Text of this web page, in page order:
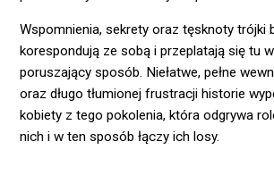
Wspomnienia, sekrety oraz tęsknoty trójki
korespondują ze sobą i przeplatają się tu
poruszający sposób. Niełatwe, pełne
oraz długo tłumionej frustracji historie
kobiety z tego pokolenia, która odgrywa
nich i w ten sposób łączy ich losy.